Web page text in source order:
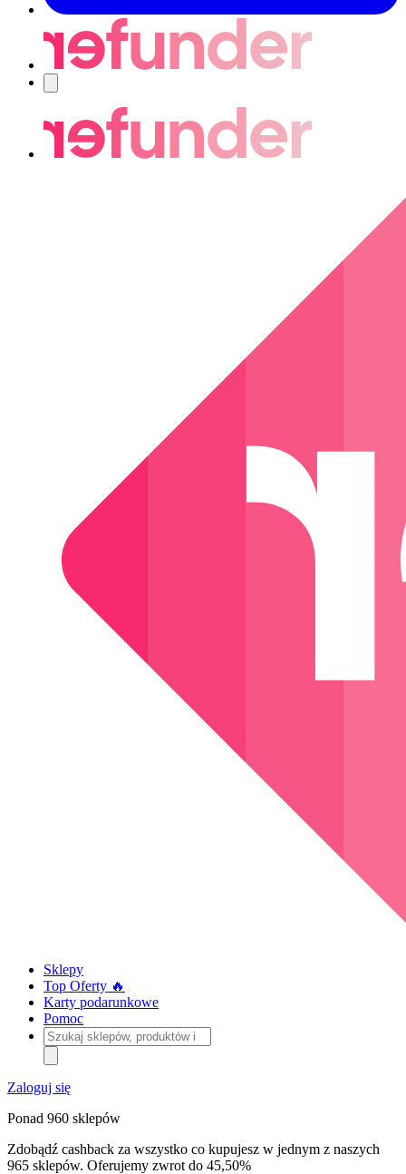
Sklepy
Top Oferty 🔥
Karty podarunkowe
Pomoc
Szukaj
sklepów,
produktów
i
kategorii
Zaloguj się
Ponad 960 sklepów
Zdobądź cashback za wszystko co kupujesz w jednym z naszych
965 sklepów. Oferujemy zwrot do 45,50%